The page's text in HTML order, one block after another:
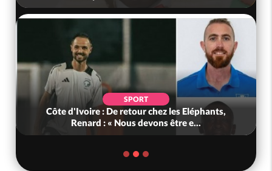
SPORT
Côte d'Ivoire : De retour chez les Eléphants,
Renard : « Nous devons être e...